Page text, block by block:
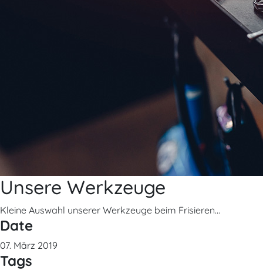
Unsere Werkzeuge
Kleine Auswahl unserer Werkzeuge beim Frisieren...
Date
07. März 2019
Tags